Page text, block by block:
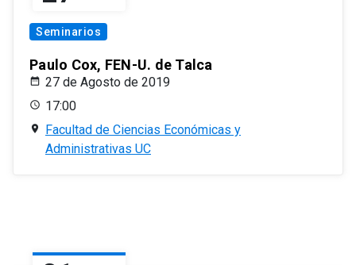
Seminarios
Paulo Cox, FEN-U. de Talca
27 de Agosto de 2019
17:00
Facultad de Ciencias Económicas y
Administrativas UC